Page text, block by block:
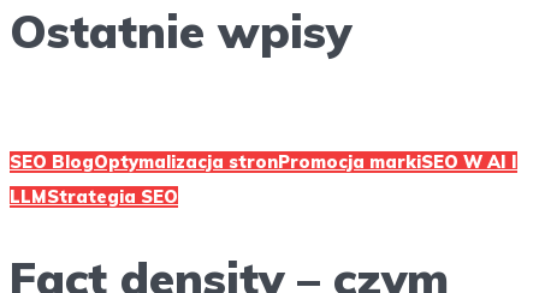
Ostatnie wpisy
SEO BlogOptymalizacja stronPromocja markiSEO W AI I
LLM Strategia SEO
Fact density – czym